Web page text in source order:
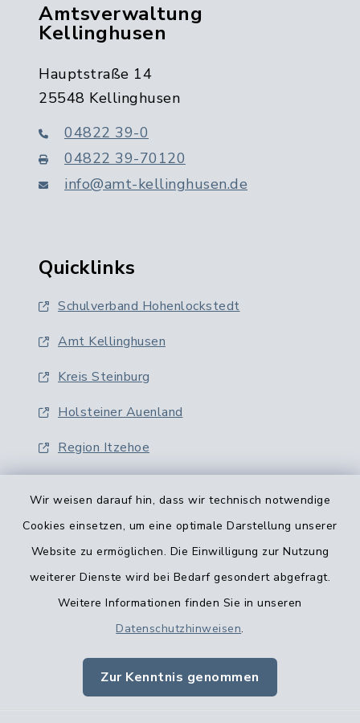
Wir weisen darauf hin, dass wir technisch notwendige
Cookies einsetzen, um eine optimale Darstellung unserer
Website zu ermöglichen. Die Einwilligung zur Nutzung
weiterer Dienste wird bei Bedarf gesondert abgefragt.
Weitere Informationen finden Sie in unseren
Datenschutzhinweisen.
Zur Kenntnis genommen
Amtsverwaltung
Kellinghusen
Hauptstraße 14
25548 Kellinghusen
04822 39-0
04822 39-70120
info@amt-kellinghusen.de
Quicklinks
Schulverband Hohenlockstedt
Amt Kellinghusen
Kreis Steinburg
Holsteiner Auenland
Region Itzehoe
Barrierefreiheit
Impressum